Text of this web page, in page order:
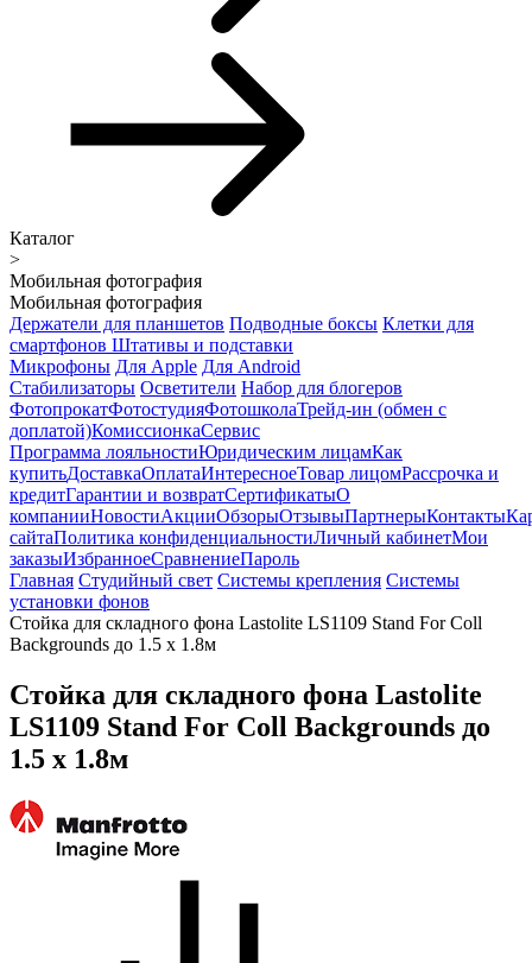
Каталог
>
Мобильная фотография
Мобильная фотография
Держатели для планшетов Подводные боксы Клетки для
смартфонов Штативы и подставки
Микрофоны Для Apple Для Android
Стабилизаторы Осветители Набор для блогеров
ФотопрокатФотостудияФотошколаТрейд-ин (обмен с
доплатой)КомиссионкаСервис
Программа лояльностиЮридическим лицамКак
купитьДоставкаОплатаИнтересноеТовар лицомРассрочка и
кредитГарантии и возвратСертификатыО
компанииНовостиАкцииОбзорыОтзывыПартнерыКонтакты
сайтаПолитика конфиденциальностиЛичный кабинетМои
заказыИзбранноеСравнениеПароль
Главная Студийный свет Системы крепления Системы
установки фонов
Стойка для складного фона Lastolite LS1109 Stand For Coll
Backgrounds до 1.5 x 1.8м
Стойка для складного фона Lastolite
LS1109 Stand For Coll Backgrounds до
1.5 x 1.8м